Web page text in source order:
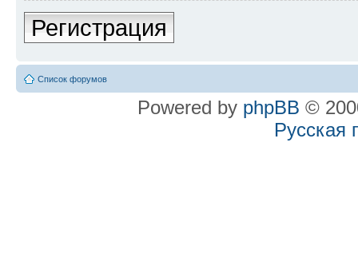
Регистрация
Список форумов
Powered by phpBB ©
Русская